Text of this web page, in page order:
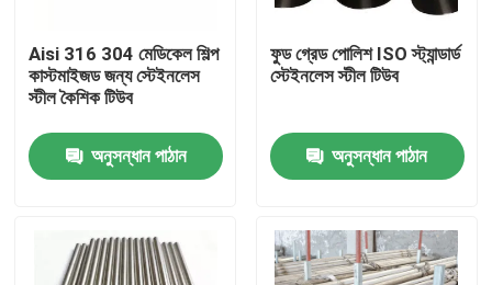
কারখানা ভ্রমণ
মান নিয়ন্ত্রণ
খবর
Aisi 316 304 মেডিকেল শিল্প
কাস্টমাইজড জন্য স্টেইনলেস
স্টীল কৈশিক টিউব
অনুসন্ধান পাঠান
ফুড গ্রেড পোলিশ ISO স্ট্যান্ডার্ড
স্টেইনলেস স্টীল টিউব
অনুসন্ধান পাঠান